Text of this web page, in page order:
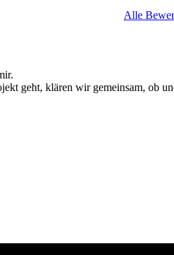
Alle
geht, klären wir gemeinsam, ob